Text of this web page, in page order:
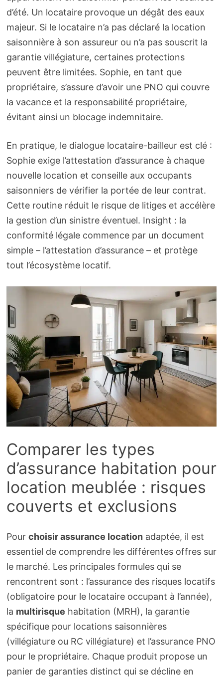
d’été. Un locataire provoque un dégât des eaux
majeur. Si le locataire n’a pas déclaré la location
saisonnière à son assureur ou n’a pas souscrit la
garantie villégiature, certaines protections
peuvent être limitées. Sophie, en tant que
propriétaire, s’assure d’avoir une PNO qui couvre
la vacance et la responsabilité propriétaire,
évitant ainsi un blocage indemnitaire.
En pratique, le dialogue locataire-bailleur est clé :
Sophie exige l’attestation d’assurance à chaque
nouvelle location et conseille aux occupants
saisonniers de vérifier la portée de leur contrat.
Cette routine réduit le risque de litiges et accélère
la gestion d’un sinistre éventuel. Insight : la
conformité légale commence par un document
simple – l’attestation d’assurance – et protège
tout l’écosystème locatif.
Comparer les types
d’assurance habitation pour
location meublée : risques
couverts et exclusions
Pour choisir assurance location adaptée, il est
essentiel de comprendre les différentes offres sur
le marché. Les principales formules qui se
rencontrent sont : l’assurance des risques locatifs
(obligatoire pour le locataire occupant à l’année),
la multirisque habitation (MRH), la garantie
spécifique pour locations saisonnières
(villégiature ou RC villégiature) et l’assurance PNO
pour le propriétaire. Chaque produit propose un
panier de garanties distinct qui se décline en